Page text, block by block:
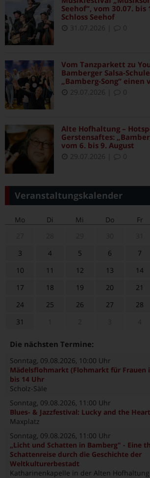
Seehof“, vom 30.07. bis
Schloss Seehof
31.07.2026 0
Vom Tanzparkett zu
Bamberger Salsa-
„Bamberg-Song“ einen
29.07.2026 0
Alte Hofhaltung –
Gerstensaftes:
vom 6. bis 9. August
29.07.2026 0
Veranstaltungskalender
Mo Di Mi Do Fr
3
4 5 6 7
10
11 12 13 14
17
18 19 20 21
24
25 26 27 28
31
Die nächsten Termine:
Sonntag, 09.08.2026, 10:00 Uhr
Mädelsflohmarkt (Flohmarkt für Frauen
bis 14 Uhr
Scholz-Säle
Sonntag, 09.08.2026, 11:00 Uhr
Blues- & Jazzfestival: Lucky and the
Maxplatz
Sonntag, 09.08.2026, 11:00 Uhr
„Licht und Schatten in Bamberg" - Eine
Schattenreise durch die Geschichte der
Weltkulturerbestadt
Katharinenkapelle in der Alten Hofhaltung